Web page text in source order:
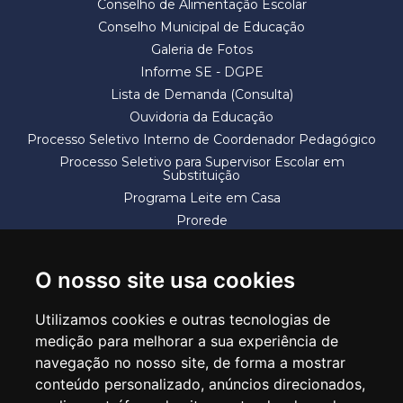
O nosso site usa cookies
Utilizamos cookies e outras tecnologias de
medição para melhorar a sua experiência de
navegação no nosso site, de forma a mostrar
conteúdo personalizado, anúncios direcionados,
Conselho de Alimentação Escolar
Conselho Municipal de Educação
Galeria de Fotos
Informe SE - DGPE
Lista de Demanda (Consulta)
Ouvidoria da Educação
Processo Seletivo Interno de Coordenador Pedagógico
Processo Seletivo para Supervisor Escolar em
Substituição
Programa Leite em Casa
Prorede
SECRETARIA DE EDUCAÇÃO